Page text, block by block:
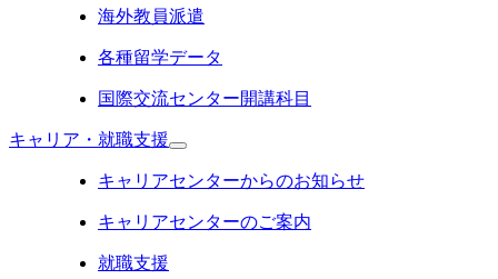
海外教員派遣
各種留学データ
国際交流センター開講科目
キャリア・就職支援
キャリアセンターからのお知らせ
キャリアセンターのご案内
就職支援